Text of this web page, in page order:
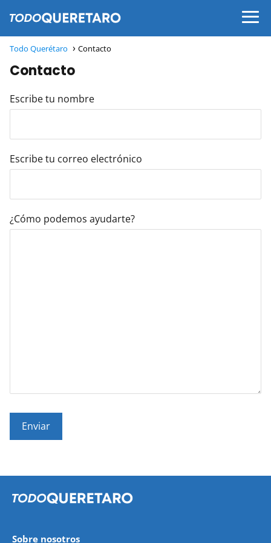
Todo Querétaro Contacto
Contacto
Escribe tu nombre
Escribe tu correo electrónico
¿Cómo podemos ayudarte?
Sobre nosotros